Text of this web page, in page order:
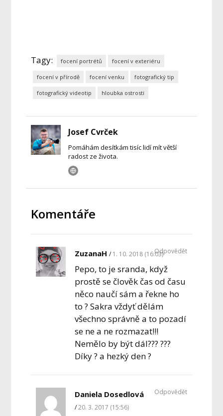
Tagy: focení portrétů focení v exteriéru
focení v přírodě focení venku fotografický tip
fotografický videotip hloubka ostrosti
Josef Cvrček
Pomáhám desítkám tisíc lidí mít větší
radost ze života.
Komentáře
ZuzanaH 1. 10. 2018 (16:03)
Pepo, to je sranda, když
prostě se člověk čas od času
něco naučí sám a řekne ho
to ? Sakra vždyť dělám
všechno správně a to pozadí
se ne a ne rozmazat!!!
Nemělo by být dál??? ???
Díky ? a hezký den ?
Odpovědět
Daniela Dosedlová
20. 3. 2017 (15:56)
Odpovědět